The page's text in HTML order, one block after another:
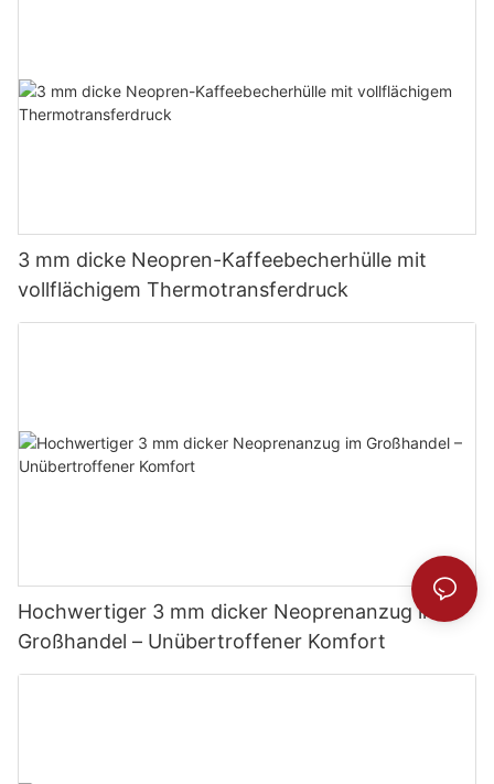
3 mm dicke Neopren-Kaffeebecherhülle mit
vollflächigem Thermotransferdruck
Hochwertiger 3 mm dicker Neoprenanzug im
Großhandel – Unübertroffener Komfort